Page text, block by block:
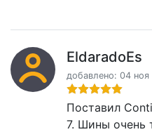
EldaradoEs
добавлено: 04 ноя
Поставил
7. Шины очень